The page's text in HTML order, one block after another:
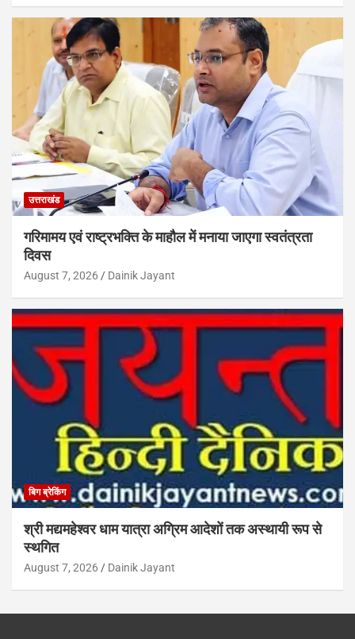
उत्तराखंड
गरिमामय एवं राष्ट्रभक्ति के माहौल में मनाया जाएगा स्वतंत्रता
दिवस
August 7, 2026 Dainik Jayant
बिग ब्रेकिंग
श्री मद्यमहेश्वर धाम यात्रा अग्रिम आदेशों तक अस्थायी रूप से
स्थगित
August 7, 2026 Dainik Jayant